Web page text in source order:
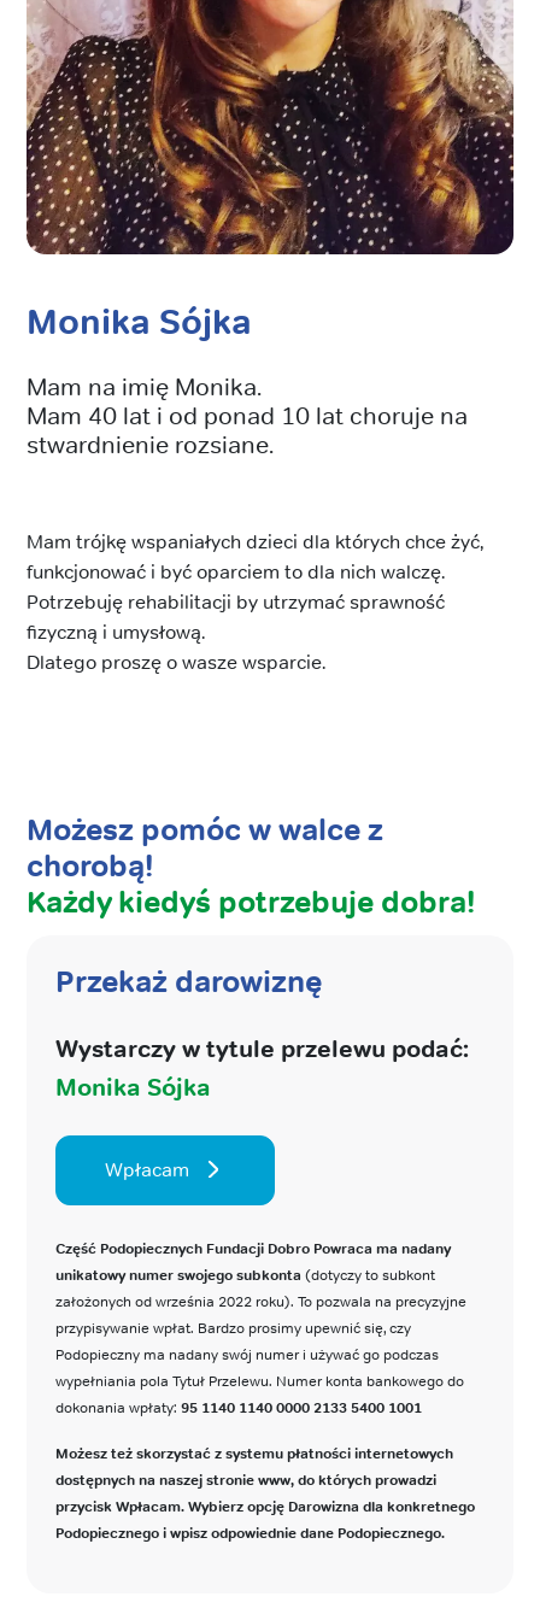
Monika Sójka
Mam na imię Monika.
Mam 40 lat i od ponad 10 lat choruje na
stwardnienie rozsiane.
Mam trójkę wspaniałych dzieci dla których chce żyć,
funkcjonować i być oparciem to dla nich walczę.
Potrzebuję rehabilitacji by utrzymać sprawność
fizyczną i umysłową.
Dlatego proszę o wasze wsparcie.
Możesz pomóc w walce z
chorobą!
Każdy kiedyś potrzebuje dobra!
Przekaż darowiznę
Wystarczy w tytule przelewu podać:
Monika Sójka
Wpłacam
Część Podopiecznych Fundacji Dobro Powraca ma nadany
unikatowy numer swojego subkonta (dotyczy to subkont
założonych od września 2022 roku). To pozwala na precyzyjne
przypisywanie wpłat. Bardzo prosimy upewnić się, czy
Podopieczny ma nadany swój numer i używać go podczas
wypełniania pola Tytuł Przelewu. Numer konta bankowego do
dokonania wpłaty: 95 1140 1140 0000 2133 5400 1001
Możesz też skorzystać z systemu płatności internetowych
dostępnych na naszej stronie www, do których prowadzi
przycisk Wpłacam. Wybierz opcję Darowizna dla konkretnego
Podopiecznego i wpisz odpowiednie dane Podopiecznego.